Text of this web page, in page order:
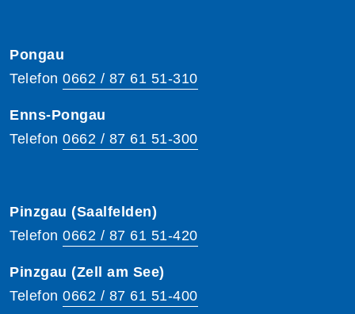
Pongau
Telefon 0662 / 87 61 51-310
Enns-Pongau
Telefon 0662 / 87 61 51-300
Pinzgau (Saalfelden)
Telefon 0662 / 87 61 51-420
Pinzgau (Zell am See)
Telefon 0662 / 87 61 51-400